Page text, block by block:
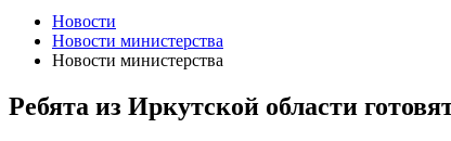
Новости
Новости министерства
Новости министерства
Ребята из Иркутской области